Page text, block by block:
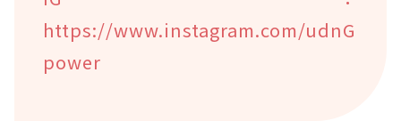
https://www.instagram.com/udnG
power